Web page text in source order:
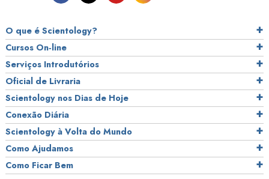
O que é Scientology?
Cursos On‑line
Serviços Introdutórios
Oficial de Livraria
Scientology nos Dias de Hoje
Conexão Diária
Scientology à Volta do Mundo
Como Ajudamos
Como Ficar Bem